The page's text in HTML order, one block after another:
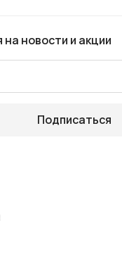
на новости и акции
Подписаться